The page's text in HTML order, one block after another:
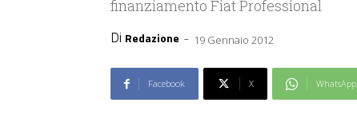
finanziamento Fiat Professional
Di Redazione - 19 Gennaio 2012
Facebook X WhatsApp